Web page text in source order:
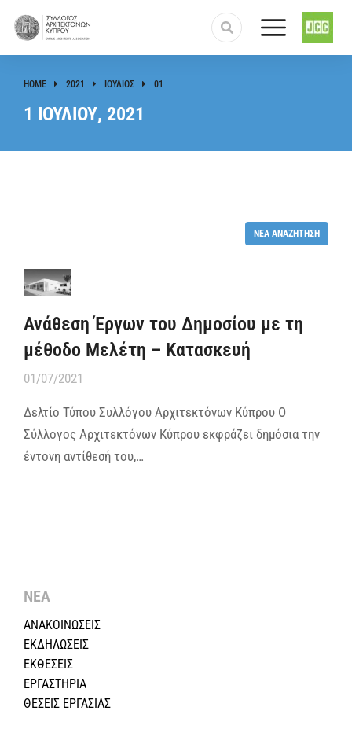
You are here:
HOME 2021 ΙΟΎΛΙΟΣ 01
1 ΙΟΥΛΊΟΥ, 2021
ΝΈΑ ΑΝΑΖΉΤΗΣΗ
Ανάθεση Έργων του Δημοσίου με τη
μέθοδο Μελέτη – Κατασκευή
01/07/2021
Δελτίο Τύπου Συλλόγου Αρχιτεκτόνων Κύπρου Ο
Σύλλογος Αρχιτεκτόνων Κύπρου εκφράζει δημόσια την
έντονη αντίθεσή του,…
ΝΕΑ
ΑΝΑΚΟΙΝΩΣΕΙΣ
ΕΚΔΗΛΩΣΕΙΣ
ΕΚΘΕΣΕΙΣ
ΕΡΓΑΣΤΗΡΙΑ
ΘΕΣΕΙΣ ΕΡΓΑΣΙΑΣ